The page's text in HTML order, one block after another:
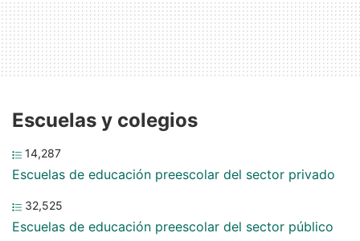
Escuelas y colegios
14,287
Escuelas de educación preescolar del sector privado
32,525
Escuelas de educación preescolar del sector público